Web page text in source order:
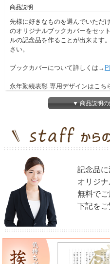
商品説明
先様に好きなものを選んでいただ
のオリジナルブックカバーをセッ
ルの記念品を作ることが出来ます
さい。
ブックカバーについて詳しくは→
永年勤続表彰 専用デザインはこち
＜納期について＞
ご入金確認・校了後、約2週間ほ
＜デザインについて＞
パターン以外の編集は有償にて承
※要見積り
＜製本形式について＞
（表紙差し替え）
300冊以上の場合、プラス500円（
製本形式に変更できます。（表紙
300冊未満の場合は、見積りをご
（＋巻頭差替え）
▼ 商品説明
記念品に
オリジ
無料でご
下記をご